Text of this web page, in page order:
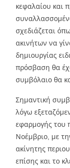
κεφαλαίου και
σχεδιάζεται
ακινήτων να
δημιουργίας
πρόσβαση θα
συμβόλαιο θα
Σημαντική
λόγω
εφαρμογής του
Νοέμβριο, με
ακίνητης
επίσης και το